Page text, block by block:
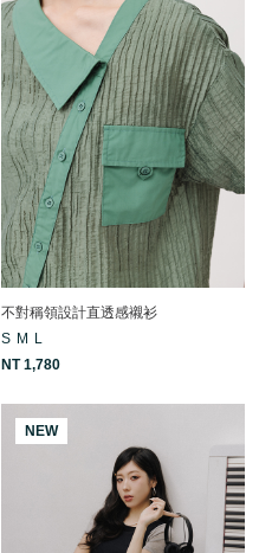
不對稱領設計直透感襯衫
S M
L
NT 1,780
NEW